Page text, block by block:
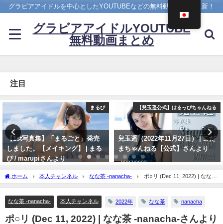
グラビアアイドルを中心としたYOUTUBEなどの無料動画を日々更新！
グラビアアイドルYOUTUBE
無料動画まとめ
注目
【兒玉遥公式】はるっぴちゃんねる
兒玉遥（2022年11月27日） | こだ
まちゃんねる【公式】さんより
11/27/2022
写真集PV
櫻井音乃 写真集PV - 【#櫻井音
乃】21歳、音乃パイセンのオトナ
な挑戦ーOtono Sakurai（2023年
12月20日） | 週プレChannel【集
英社 週刊プレイボーイ公式】さん
より
12/20/2023
ホーム 本人チャンネル なな茶 -nanacha-
ポ○リ (Dec 11, 2022) | なな茶
-nanacha-さんより
なな茶 -nanacha- 本人チャンネル 2022年 なな茶 nanacha
ポ○リ (Dec 11, 2022) | なな茶 -nanacha-さんより